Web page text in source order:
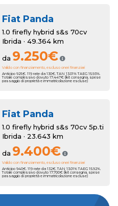
Fiat Panda
1.0 firefly hybrid s&s 70cv
Ibrida · 49.364 km
da 9.250€
Valido con finanziamento, escluso oneri finanziari
Anticipo 925€. 119 rate da 130€. TAN 13.01% TAEG 15.93%.
Totale complessivo dovuto 17.447€ (kit consegna, spese
passaggio di proprietà e immatricolazione escluse)
Fiat Panda
1.0 firefly hybrid s&s 70cv 5p.ti
Ibrida · 23.643 km
da 9.400€
Valido con finanziamento, escluso oneri finanziari
Anticipo 940€. 119 rate da 132€. TAN 13.01% TAEG 15.92%.
Totale complessivo dovuto 17.700€ (kit consegna, spese
passaggio di proprietà e immatricolazione escluse)